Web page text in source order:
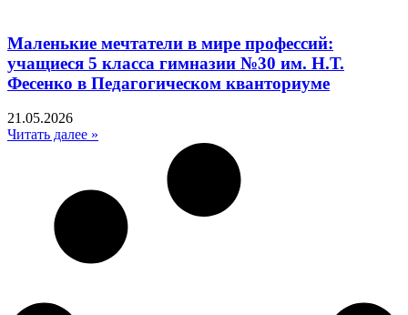
Маленькие мечтатели в мире профессий:
учащиеся 5 класса гимназии №30 им. Н.Т.
Фесенко в Педагогическом кванториуме
21.05.2026
Читать далее »